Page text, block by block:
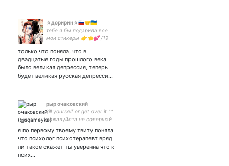
☆доририн☆🇷🇺🤝🇺🇦
тебе я бы подарила все
мои стикеры 👉👈💕 /19
омори🍊
только что поняла, что в
двадцатые годы прошлого века
было великая депрессия, теперь
будет великая русская депресси…
рыр очаковский
kill yourself or get over it ^^
пожалуйста не совершай
мировой революции || интп
5в4 548 лвэф || я сыр лох
иентпфж и л* з*
я по первому твоему твиту поняла
что психолог психотерапевт вряд
ли такое скажет ты уверенна что к
псих…